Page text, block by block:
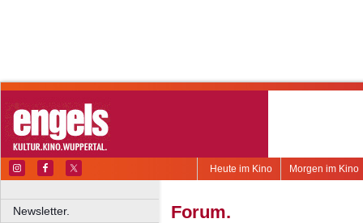
Morgen im Kino
Heute im Kino
Newsletter.
Forum.